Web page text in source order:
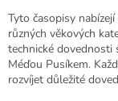
Tyto časopisy
různých věkových
technické dovednosti
Méďou Pusíkem.
rozvíjet důležité